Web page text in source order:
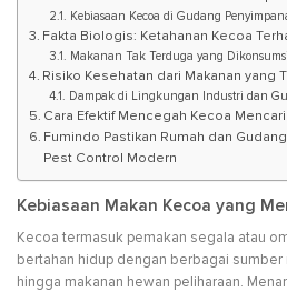
Kebiasaan Kecoa di Gudang
Fakta Biologis: Ketahanan Kecoa
Makanan Tak Terduga yang
Risiko Kesehatan dari Makanan yang
Dampak di Lingkungan Industri dan
Cara Efektif Mencegah Kecoa
Fumindo Pastikan Rumah dan
Pest Control Modern
Kebiasaan Makan Kecoa yang
Kecoa termasuk pemakan segala atau
bertahan hidup dengan berbagai sumber
hingga makanan hewan peliharaan.